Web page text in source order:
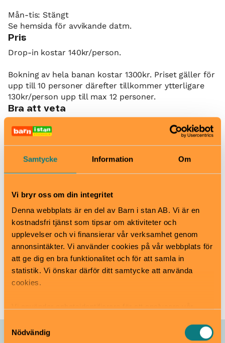
Samtycke Information Om
Vi bryr oss om din integritet
Denna webbplats är en del av Barn i stan AB. Vi är en
kostnadsfri tjänst som tipsar om aktiviteter och
upplevelser och vi finansierar vår verksamhet genom
annonsintäkter. Vi använder cookies på vår webbplats för
att ge dig en bra funktionalitet och för att samla in
statistik. Vi önskar därför ditt samtycke att använda
cookies.
samt tillhandahålla funktioner för sociala medier. Vi
Samtyckesval
Nödvändig
Mån-tis: Stängt
Se hemsida för avvikande datm.
Pris
Drop-in kostar 140kr/person.
Bokning av hela banan kostar 1300kr. Priset gäller för
upp till 10 personer därefter tillkommer ytterligare
130kr/person upp till max 12 personer.
Bra att veta
Hiss och ramper
Kafé
Restaurang
Svartbäcksgatan 71, Uppsala
latitude-59.se
info@latitude-59.se
018-24 90 00
Boka plats